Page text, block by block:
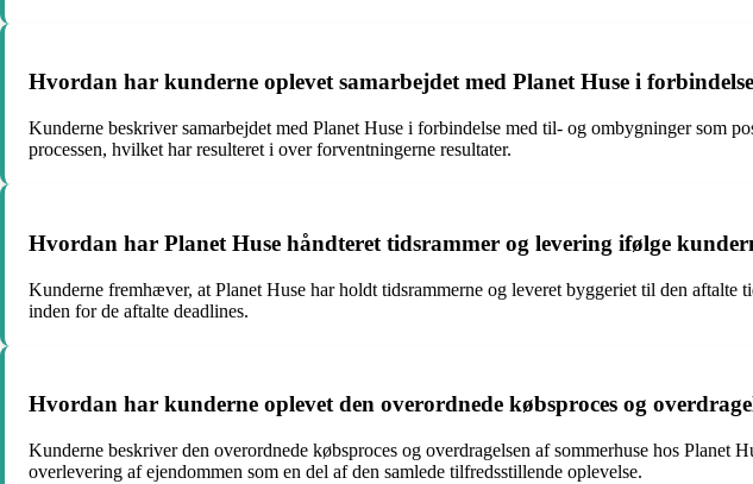
Hvordan har kunderne oplevet samarbejdet med Planet Huse i
Kunderne beskriver samarbejdet med Planet Huse i forbindelse med til- og ombygninger som
processen, hvilket har resulteret i over forventningerne resultater.
Hvordan har Planet Huse håndteret tidsrammer og levering ifølge
Kunderne fremhæver, at Planet Huse har holdt tidsrammerne og leveret byggeriet til den
inden for de aftalte deadlines.
Hvordan har kunderne oplevet den overordnede købsproces og
Kunderne beskriver den overordnede købsproces og overdragelsen af sommerhuse hos
overlevering af ejendommen som en del af den samlede tilfredsstillende oplevelse.